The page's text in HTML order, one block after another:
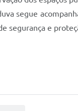
segue
segurança e